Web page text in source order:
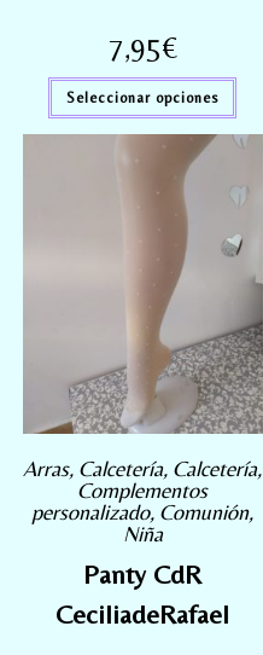
7,95€
Seleccionar opciones
Arras, Calcetería, Calcetería,
Complementos
personalizado, Comunión,
Niña
Panty CdR
CeciliadeRafael